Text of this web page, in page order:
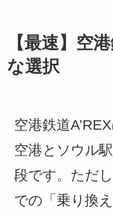
【最速】空
な選択
空港鉄道
空港とソウル
段です。ただ
での「乗り換